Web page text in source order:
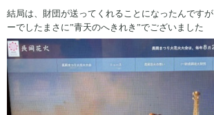
結局は、財団が送ってくれることになったんです
ーでしたまさに”青天のへきれき”でございました